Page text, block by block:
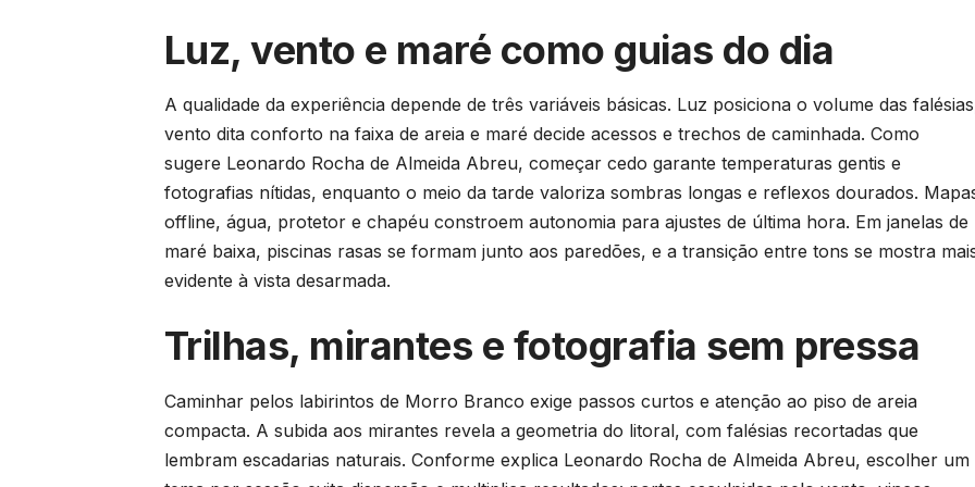
Luz, vento e maré como guias do dia
A qualidade da experiência depende de três variáveis básicas. Luz posiciona o volume das
vento dita conforto na faixa de areia e maré decide acessos e trechos de caminhada. Como
sugere Leonardo Rocha de Almeida Abreu, começar cedo garante temperaturas gentis e
fotografias nítidas, enquanto o meio da tarde valoriza sombras longas e reflexos dourados.
offline, água, protetor e chapéu constroem autonomia para ajustes de última hora. Em janelas de
maré baixa, piscinas rasas se formam junto aos paredões, e a transição entre tons se mostra
evidente à vista desarmada.
Trilhas, mirantes e fotografia sem pressa
Caminhar pelos labirintos de Morro Branco exige passos curtos e atenção ao piso de areia
compacta. A subida aos mirantes revela a geometria do litoral, com falésias recortadas que
lembram escadarias naturais. Conforme explica Leonardo Rocha de Almeida Abreu, escolher um